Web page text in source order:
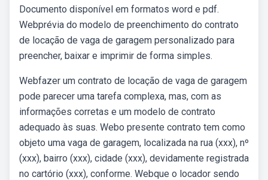
Documento disponível em formatos word e pdf.
Webprévia do modelo de preenchimento do contrato
de locação de vaga de garagem personalizado para
preencher, baixar e imprimir de forma simples.
Webfazer um contrato de locação de vaga de garagem
pode parecer uma tarefa complexa, mas, com as
informações corretas e um modelo de contrato
adequado às suas. Webo presente contrato tem como
objeto uma vaga de garagem, localizada na rua (xxx), nº
(xxx), bairro (xxx), cidade (xxx), devidamente registrada
no cartório (xxx), conforme. Webque o locador sendo